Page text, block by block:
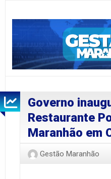
Governo
Restaurante
Maranhão em
Gestão Maranhão